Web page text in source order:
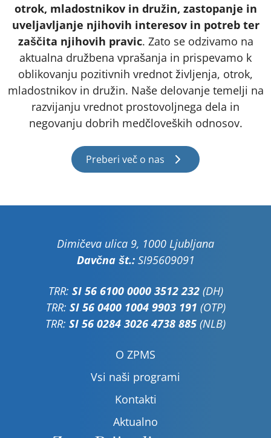
otrok, mladostnikov in družin, zastopanje in
uveljavljanje njihovih interesov in potreb ter
zaščita njihovih pravic. Zato se odzivamo na
aktualna družbena vprašanja in prispevamo k
oblikovanju pozitivnih vrednot življenja, otrok,
mladostnikov in družin. Naše delovanje temelji na
razvijanju vrednot prostovoljnega dela in
negovanju dobrih medčloveških odnosov.
Preberi več o nas
Dimičeva ulica 9, 1000 Ljubljana
Davčna št.:SI95609091
TRR: SI 56 6100 0000 3512 232(DH)
TRR: SI 56 0400 1004 9903 191 (OTP)
TRR: SI 56 0284 3026 4738 885 (NLB)
O ZPMS
Vsi naši programi
Kontakti
Aktualno